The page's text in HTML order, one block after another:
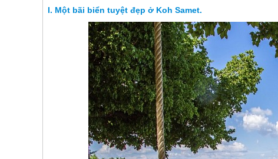
Một bãi biển tuyệt đẹp ở Koh Samet.